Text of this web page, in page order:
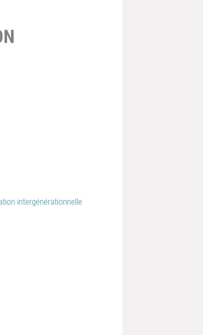
intergénérationnelle